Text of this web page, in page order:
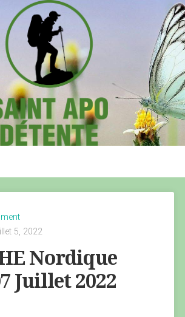
5, 2022
Nordique
Juillet 2022